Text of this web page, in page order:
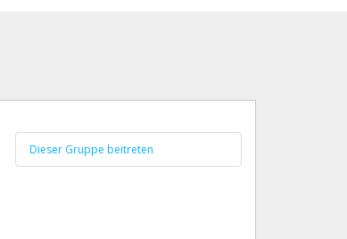
Dieser Gruppe beitreten